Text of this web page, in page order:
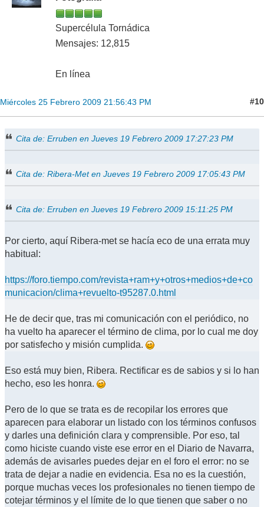
Supercélula Tornádica
Mensajes: 12,815
En línea
Miércoles 25 Febrero 2009 21:56:43 PM #10
Cita de: Erruben en Jueves 19 Febrero 2009 17:27:23 PM
Cita de: Ribera-Met en Jueves 19 Febrero 2009 17:05:43 PM
Cita de: Erruben en Jueves 19 Febrero 2009 15:11:25 PM
Por cierto, aquí Ribera-met se hacía eco de una errata muy
habitual:
https://foro.tiempo.com/revista+ram+y+otros+medios+de+co
municacion/clima+revuelto-t95287.0.html
He de decir que, tras mi comunicación con el periódico, no
ha vuelto ha aparecer el término de clima, por lo cual me doy
por satisfecho y misión cumplida.
Eso está muy bien, Ribera. Rectificar es de sabios y si lo han
hecho, eso les honra.
Pero de lo que se trata es de recopilar los errores que
aparecen para elaborar un listado con los términos confusos
y darles una definición clara y comprensible. Por eso, tal
como hiciste cuando viste ese error en el Diario de Navarra,
además de avisarles puedes dejar en el foro el error: no se
trata de dejar a nadie en evidencia. Esa no es la cuestión,
porque muchas veces los profesionales no tienen tiempo de
cotejar términos y el límite de lo que tienen que saber o no